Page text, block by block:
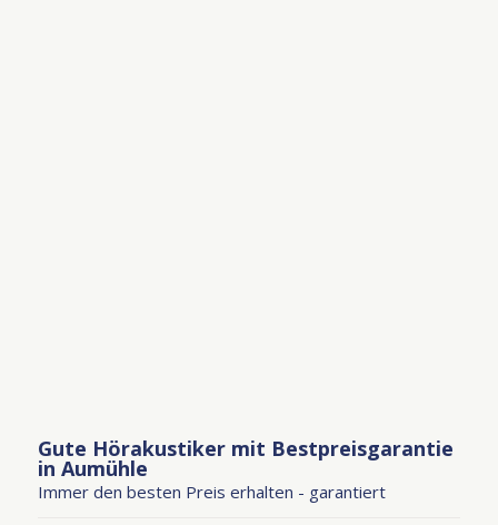
Gute Hörakustiker mit Bestpreisgarantie
in Aumühle
Immer den besten Preis erhalten - garantiert